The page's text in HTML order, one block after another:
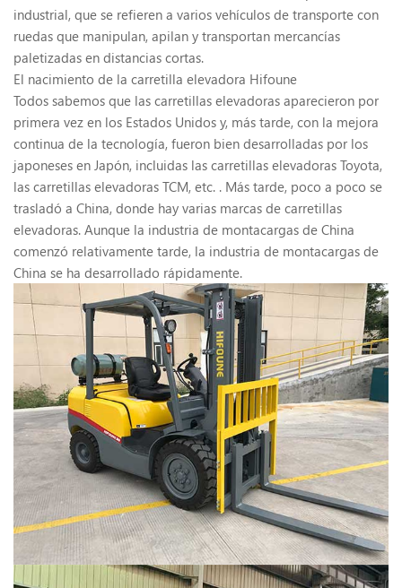
industrial, que se refieren a varios vehículos de transporte con
ruedas que manipulan, apilan y transportan mercancías
paletizadas en distancias cortas.
El nacimiento de la carretilla elevadora Hifoune
Todos sabemos que las carretillas elevadoras aparecieron por
primera vez en los Estados Unidos y, más tarde, con la mejora
continua de la tecnología, fueron bien desarrolladas por los
japoneses en Japón, incluidas las carretillas elevadoras Toyota,
las carretillas elevadoras TCM, etc. . Más tarde, poco a poco se
trasladó a China, donde hay varias marcas de carretillas
elevadoras. Aunque la industria de montacargas de China
comenzó relativamente tarde, la industria de montacargas de
China se ha desarrollado rápidamente.